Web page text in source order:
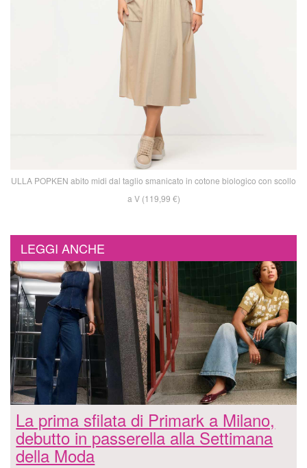
ULLA POPKEN abito midi dal taglio smanicato in cotone biologico con scollo
a V (119,99 €)
LEGGI ANCHE
La prima sfilata di Primark a Milano,
debutto in passerella alla Settimana
della Moda